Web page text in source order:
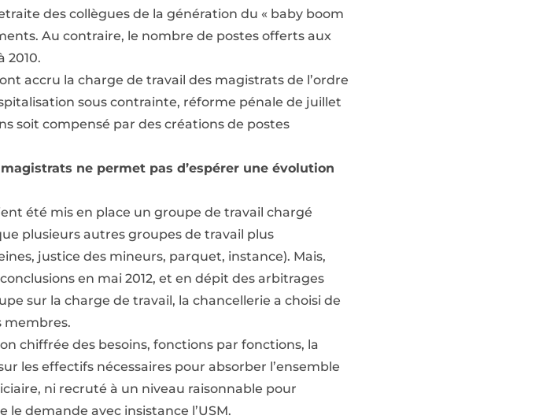
des collègues de la génération du « baby boom
Au contraire, le nombre de postes offerts aux
2010.
accru la charge de travail des magistrats de l’ordre
sous contrainte, réforme pénale de juillet
soit compensé par des créations de postes
ne permet pas d’espérer une évolution
été mis en place un groupe de travail chargé
plusieurs autres groupes de travail plus
justice des mineurs, parquet, instance). Mais,
en mai 2012, et en dépit des arbitrages
sur la charge de travail, la chancellerie a choisi de
membres.
chiffrée des besoins, fonctions par fonctions, la
les effectifs nécessaires pour absorber l’ensemble
ni recruté à un niveau raisonnable pour
demande avec insistance l’USM.